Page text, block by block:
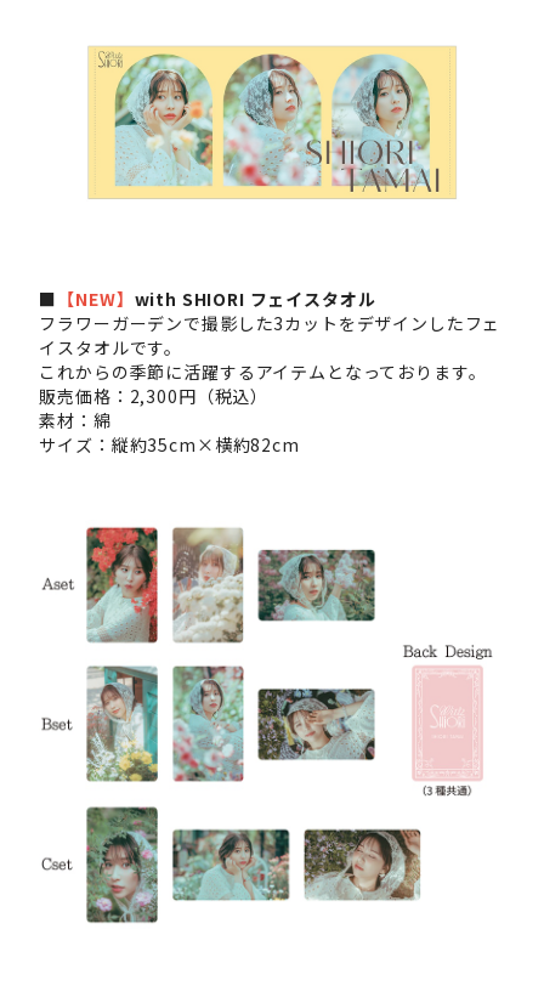
■ 【NEW】 with SHIORI フェイスタオル
フラワーガーデンで撮影した3カットをデザインしたフェ
イスタオルです。
これからの季節に活躍するアイテムとなっております。
販売価格：2,300円（税込）
素材：綿
サイズ：縦約35cm×横約82cm